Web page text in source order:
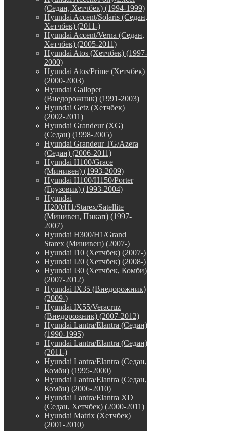
(Седан, Хетчбек) (1994-1999)
Hyundai Accent/Solaris (Седан,
Хетчбек) (2011-)
Hyundai Accent/Verna (Седан,
Хетчбек) (2005-2011)
Hyundai Atos (Хетчбек) (1997-
2000)
Hyundai Atos/Prime (Хетчбек)
(2000-2003)
Hyundai Galloper
(Внедорожник) (1991-2003)
Hyundai Getz (Хетчбек)
(2002-2011)
Hyundai Grandeur (XG)
(Седан) (1998-2005)
Hyundai Grandeur TG/Azera
(Седан) (2006-2011)
Hyundai H100/Grace
(Минивен) (1993-2009)
Hyundai H100/H150/Porter
(Грузовик) (1993-2004)
Hyundai
H200/H1/Starex/Satellite
(Минивен, Пикап) (1997-
2007)
Hyundai H300/H1/Grand
Starex (Минивен) (2007-)
Hyundai I10 (Хетчбек) (2007-)
Hyundai I20 (Хетчбек) (2008-)
Hyundai I30 (Хетчбек, Комби)
(2007-2012)
Hyundai IX35 (Внедорожник)
(2009-)
Hyundai IX55/Veracruz
(Внедорожник) (2007-2012)
Hyundai Lantra/Elantra (Седан)
(1990-1995)
Hyundai Lantra/Elantra (Седан)
(2011-)
Hyundai Lantra/Elantra (Седан,
Комби) (1995-2000)
Hyundai Lantra/Elantra (Седан,
Комби) (2006-2010)
Hyundai Lantra/Elantra XD
(Седан, Хетчбек) (2000-2011)
Hyundai Matrix (Хетчбек)
(2001-2010)